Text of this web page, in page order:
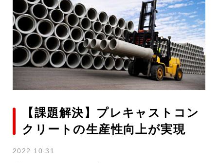
【課題解決】プレキャストコン
クリートの生産性向上が実現
2022.10.31